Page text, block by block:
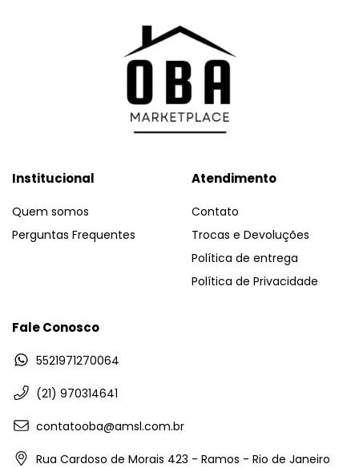
Institucional
Quem somos
Perguntas Frequentes
Atendimento
Contato
Trocas e Devoluções
Política de entrega
Política de Privacidade
Fale Conosco
5521971270064
(21) 970314641
contatooba@amsl.com.br
Rua Cardoso de Morais 423 - Ramos - Rio de Janeiro